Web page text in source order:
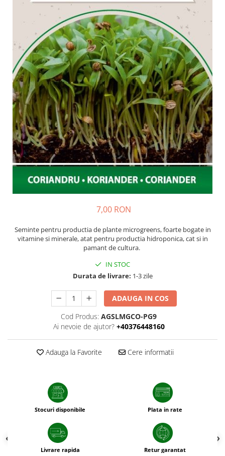
Porumb dulce
Salata
Spanac
Telina
Tomate
Varza
Vinete
fragute
gogosar
Gulii
leustean
patrunjel
Cereale paioase
Floarea-Soarelui
Seminte si bulbi de flori
Ingrasaminte
Ingrasaminte BIO
Biostimulatori
Ingrasaminte pentru gazon si
7,00 RON
Seminte pentru productia de plante microgreens, foarte bogate in
vitamine si minerale, atat pentru productia hidroponica, cat si in
pamant de cultura.
IN STOC
Durata de livrare: 1-3 zile
ADAUGA IN COS
Cod Produs: AGSLMGCO-PG9
Ai nevoie de ajutor? +40376448160
Adauga la Favorite Cere informatii
Stocuri disponibile Plata in rate
Livrare rapida Retur garantat